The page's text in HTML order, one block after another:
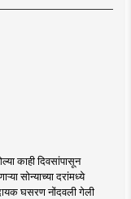
काही दिवसांपासून
सोन्याच्या दरांमध्ये
घसरण नोंदवली गेली